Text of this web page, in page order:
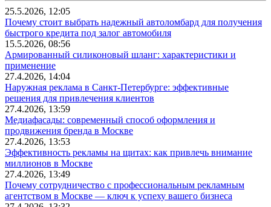
25.5.2026, 12:05
Почему стоит выбрать надежный автоломбард для получения
быстрого кредита под залог автомобиля
15.5.2026, 08:56
Армированный силиконовый шланг: характеристики и
применение
27.4.2026, 14:04
Наружная реклама в Санкт-Петербурге: эффективные
решения для привлечения клиентов
27.4.2026, 13:59
Медиафасады: современный способ оформления и
продвижения бренда в Москве
27.4.2026, 13:53
Эффективность рекламы на щитах: как привлечь внимание
миллионов в Москве
27.4.2026, 13:49
Почему сотрудничество с профессиональным рекламным
агентством в Москве — ключ к успеху вашего бизнеса